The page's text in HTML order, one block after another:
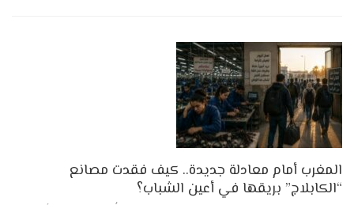
المغرب أمام معادلة جديدة.. كيف فقدت مصانع
“الكابلاج” بريقها في أعين الشباب؟